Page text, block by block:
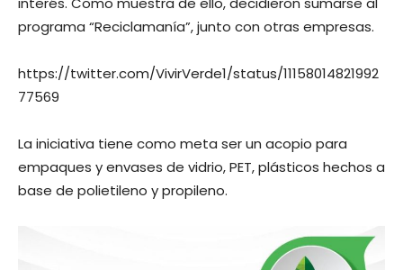
programa “Reciclamanía”, junto con otras empresas.
https://twitter.com/VivirVerde1/status/11158014821992
77569
La iniciativa tiene como meta ser un acopio para
empaques y envases de vidrio, PET, plásticos hechos a
base de polietileno y propileno.